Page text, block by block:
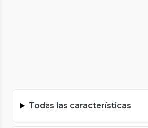
Todas las características